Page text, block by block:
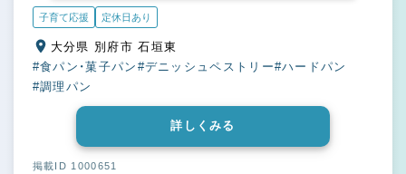
子育て応援 定休日あり
大分県 別府市 石垣東
#食パン・菓子パン #デニッシュペストリー#ハードパン
#調理パン
詳しくみる
掲載ID 1000651